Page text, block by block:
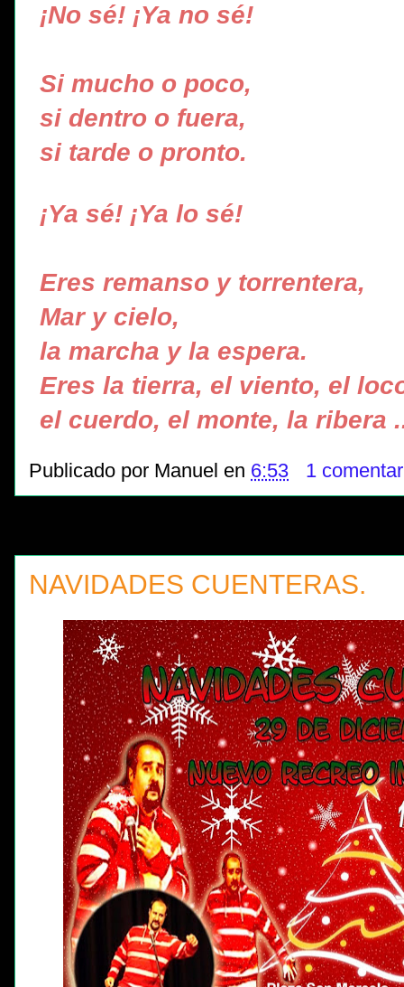
¡No sé! ¡Ya no sé!
Si mucho o poco,
si dentro o fuera,
si tarde o pronto.
¡Ya sé! ¡Ya lo sé!
Eres remanso y torrentera,
Mar y cielo,
la marcha y la espera.
Eres la tierra, el viento, el
el cuerdo, el monte, la ribera
Publicado por Manuel en 6:53 1
NAVIDADES CUENTERAS.